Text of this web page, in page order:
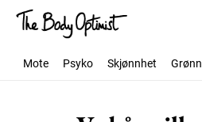
Mote Psyko Skjønnhet Grønn